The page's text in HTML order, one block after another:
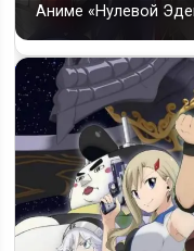
Аниме «Нулевой